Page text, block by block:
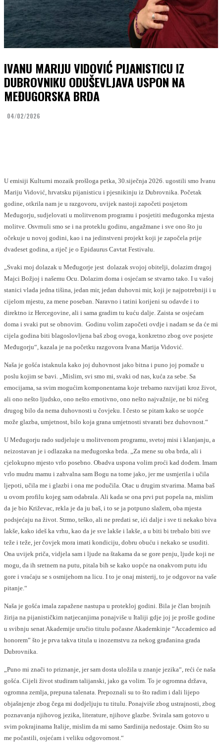
IVANU MARIJU VIDOVIĆ PIJANISTICU IZ
DUBROVNIKU ODUŠEVLJAVA USPON NA
MEĐUGORSKA BRDA
04/02/2026
U emisiji Kulturni mozaik prošloga petka, 30.siječnja 2026. ugostili smo Ivanu
Mariju Vidović, hrvatsku pijanisticu i pjesnikinju iz Dubrovnika. Početak
godine, otkrila nam je u razgovoru, uvijek nastoji započeti posjetom
Međugorju, sudjelovati u molitvenom programu i posjetiti međugorska mjesta
molitve. Osvrnuli smo se i na proteklu godinu, angažmane i sve ono što ju
očekuje u novoj godini, kao i na jedinstveni projekt koji je započela prije
dvadeset godina, a riječ je o Epidaurus Cavtat Festivalu.
„Svaki moj dolazak u Međugorje jest dolazak svojoj obitelji, dolazim dragoj
Majci Božjoj i našemu Ocu. Dolazim doma i osjećam se stvarno tako. I u vašoj
stanici vlada jedna tišina, jedan mir, jedan duhovni mir, koji je najpotrebniji i u
cijelom mjestu, za mene poseban. Naravno i tatini korijeni su odavde i to
direktno iz Hercegovine, ali i sama gradim tu kuću dalje. Zaista se osjećam
doma i svaki put se obnovim. Godinu volim započeti ovdje i nadam se da će mi
cijela godina biti blagoslovljena baš zbog ovoga, konkretno zbog ove posjete
Međugorju“, kazala je na početku razgovora Ivana Marija Vidović.
Naša je gošća istaknula kako joj duhovnost jako bitna i puno joj pomaže u
poslu kojim se bavi. „Mislim, svi smo mi, svaki od nas, kuća za sebe. Sa
emocijama, sa svim mogućim komponentama koje trebamo razvijati kroz život,
ali ono nešto ljudsko, ono nešto emotivno, ono nešto najvažnije, ne bi ničeg
drugog bilo da nema duhovnosti u čovjeku. I često se pitam kako se uopće
može glazba, umjetnost, bilo koja grana umjetnosti stvarati bez duhovnost.“
U Međugorju rado sudjeluje u molitvenom programu, svetoj misi i klanjanju, a
neizostavan je i odlazaka na međugorska brda. „Za mene su oba brda, ali i
cjelokupno mjesto vrlo posebno. Obadva uspona volim proći kad dođem. Imam
vrlo mudru mamu i zahvalna sam Bogu na tome jako, jer me usmjerila i učila
ljepoti, učila me i glazbi i ona me podučila. Otac u drugim stvarima. Mama baš
u ovom profilu kojeg sam odabrala. Ali kada se ona prvi put popela na, mislim
da je bio Križevac, rekla je da ju baš, i to se ja potpuno slažem, oba mjesta
podsjećaju na život. Strmo, teško, ali ne predati se, ići dalje i sve ti nekako biva
lakše, kako ideš ka vrhu, kao da je sve lakše i lakše, a u biti bi trebalo biti sve
teže i teže, jer čovjek mora imati kondiciju, dobru obuću i nekako se usuditi.
Ona uvijek priča, vidjela sam i ljude na štakama da se gore penju, ljude koji ne
mogu, da ih sretnem na putu, pitala bih se kako uopće na onakvom putu idu
gore i vraćaju se s osmijehom na licu. I to je onaj misterij, to je odgovor na vaše
pitanje.“
Naša je gošća imala zapažene nastupa u protekloj godini. Bila je član brojnih
žirija na pijanističkim natjecanjima ponajviše u Italiji gdje joj je prošle godine
u svibnju senat Akademije uručio titulu počasne Akademkinje “Accademico ad
honorem” što je prva takva titula u inozemstvu za nekog građanina grada
Dubrovnika.
„Puno mi znači to priznanje, jer sam dosta uložila u znanje jezika“, reći će naša
gošća. Cijeli život studiram talijanski, jako ga volim. To je ogromna država,
ogromna zemlja, prepuna talenata. Prepoznali su to što radim i dali lijepo
objašnjenje zbog čega mi dodjeljuju tu titulu. Ponajviše zbog ustrajnosti, zbog
poznavanja njihovog jezika, literature, njihove glazbe. Svirala sam gotovo u
svim pokrajinama Italije, mislim da mi samo Sardinija nedostaje. Osim što su
me počastili, osjećam i veliku odgovornost.“